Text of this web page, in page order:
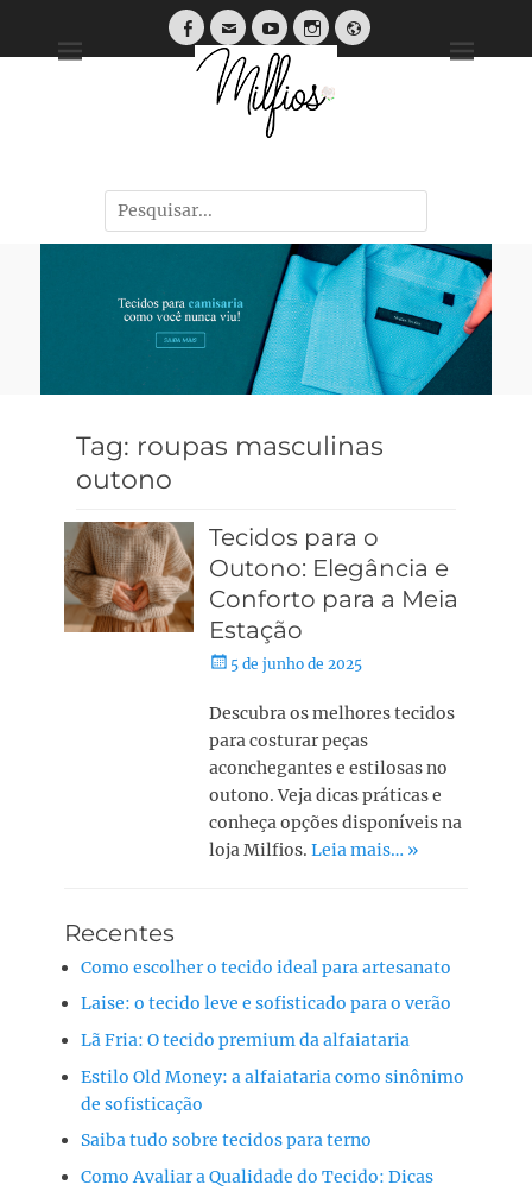
Tendências, Dicas e Guias de Tecidos
Tag: roupas masculinas
outono
Tecidos para o
Outono: Elegância e
Conforto para a Meia
Estação
5 de junho de 2025
Descubra os melhores tecidos
para costurar peças
aconchegantes e estilosas no
outono. Veja dicas práticas e
conheça opções disponíveis na
loja Milfios.Leia mais… »
Recentes
Como escolher o tecido ideal para artesanato
Laise: o tecido leve e sofisticado para o verão
Lã Fria: O tecido premium da alfaiataria
Estilo Old Money: a alfaiataria como sinônimo
de sofisticação
Saiba tudo sobre tecidos para terno
Como Avaliar a Qualidade do Tecido: Dicas